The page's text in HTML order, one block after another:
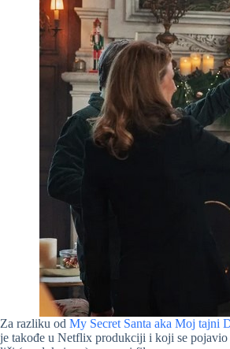
Za razliku od My Secret Santa aka Moj tajni
je takođe u Netflix produkciji i koji se pojavio